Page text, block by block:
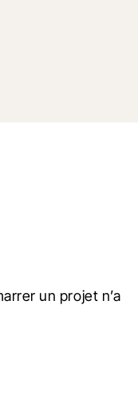
un projet n’a